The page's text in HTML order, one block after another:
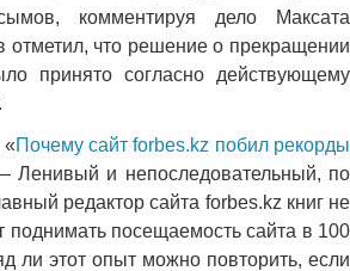
комментируя дело Максата
отметил, что решение о прекращении
принято согласно действующему
«Почему сайт forbes.kz побил рекорды
Ленивый и непоследовательный, по
редактор сайта forbes.kz книг не
поднимать посещаемость сайта в 100
ли этот опыт можно повторить, если